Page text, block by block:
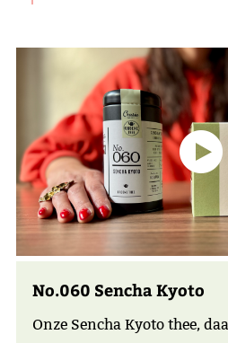
No.060 Sencha Kyoto
Onze Sencha Kyoto thee,